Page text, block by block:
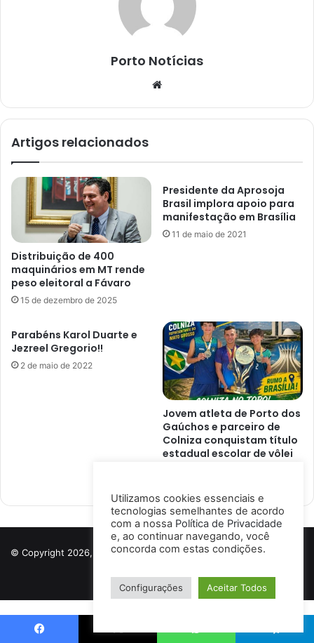
Porto Notícias
Artigos relacionados
Distribuição de 400
maquinários em MT rende
peso eleitoral a Fávaro
15 de dezembro de 2025
Presidente da Aprosoja
Brasil implora apoio para
manifestação em Brasília
11 de maio de 2021
Parabéns Karol Duarte e
Jezreel Gregorio!!
2 de maio de 2022
Jovem atleta de Porto dos
Gaúchos e parceiro de
Colniza conquistam título
estadual escolar de vôlei
© Copyright 2026, Todos os direitos reservados a Porto Notícias |
Desenvolvido porIsmael Lima
Site Protection is enabled by usingWP Site ProtectorfromExattosoft.com
Utilizamos cookies essenciais e
tecnologias semelhantes de acordo
com a nossa Política de Privacidade
e, ao continuar navegando, você
concorda com estas condições.
Configurações Aceitar Todos